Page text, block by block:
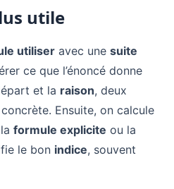
utile
utiliser avec une suite
ce que l’énoncé donne
et la raison, deux
Ensuite, on calcule
formule explicite ou la
le bon indice, souvent